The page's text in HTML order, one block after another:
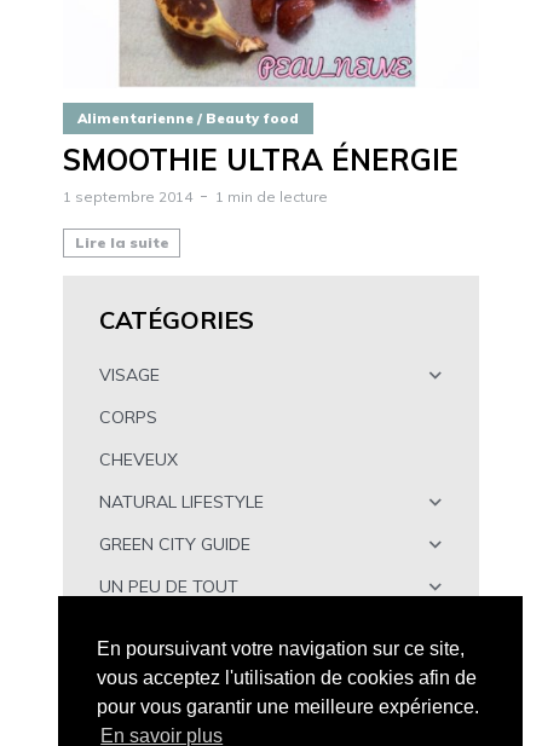
Alimentarienne / Beauty food
SMOOTHIE ULTRA ÉNERGIE
1 septembre 2014 1 min de lecture
Lire la suite
CATÉGORIES
VISAGE
CORPS
CHEVEUX
NATURAL LIFESTYLE
GREEN CITY GUIDE
UN PEU DE TOUT
En poursuivant votre navigation sur ce site,
vous acceptez l'utilisation de cookies afin de
pour vous garantir une meilleure expérience.
En savoir plus